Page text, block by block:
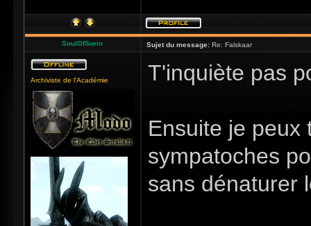
SoulOfSorin Sujet du message: Re: Falskaar
Archiviste de l'Académie T'inquiète pas
Ensuite je peux
sympatoches
sans dénaturer